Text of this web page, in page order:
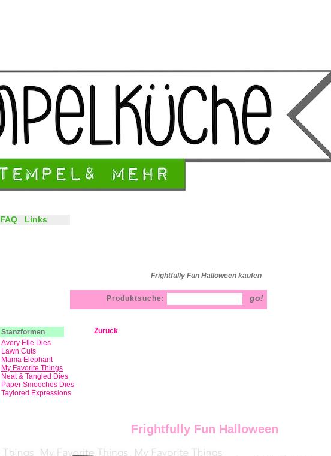
Frightfully Fun Halloween kaufen
Stanzformen
Avery Elle Dies
Lawn Cuts
Mama Elephant
My Favorite Things
Neat & Tangled Dies
Paper Smooches Dies
Taylored Expressions
Zurück
Frightfully Fun Halloween
FAQ Links
Produktsuche: